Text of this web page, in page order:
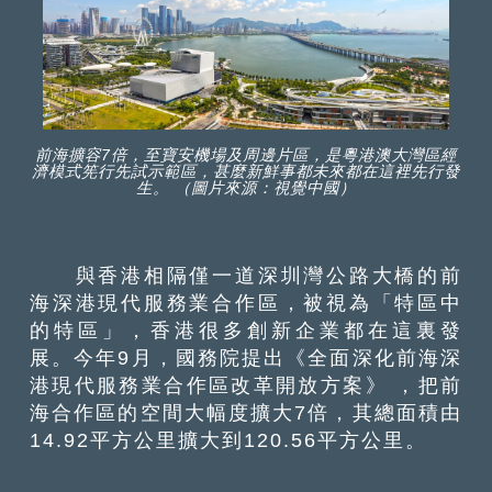
前海擴容7倍，至寶安機場及周邊片區，是粵港澳大灣區經
濟模式筅行先試示範區，甚麼新鮮事都未來都在這裡先行發
生。 （圖片來源：視覺中國）
與香港相隔僅一道深圳灣公路大橋的前
海深港現代服務業合作區，被視為「特區中
的特區」，香港很多創新企業都在這裏發
展。今年9月，國務院提出《全面深化前海深
港現代服務業合作區改革開放方案》 ，把前
海合作區的空間大幅度擴大7倍，其總面積由
14.92平方公里擴大到120.56平方公里。